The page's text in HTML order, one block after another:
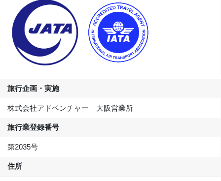
旅行企画・実施
株式会社アドベンチャー 大阪営業所
旅行業登録番号
第2035号
住所